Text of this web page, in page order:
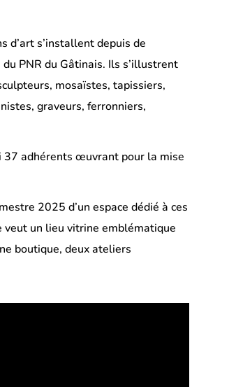
d’art s’installent depuis de
PNR du Gâtinais. Ils s’illustrent
mosaïstes, tapissiers,
graveurs, ferronniers,
37 adhérents œuvrant pour la mise
2025 d’un espace dédié à ces
un lieu vitrine emblématique
boutique, deux ateliers